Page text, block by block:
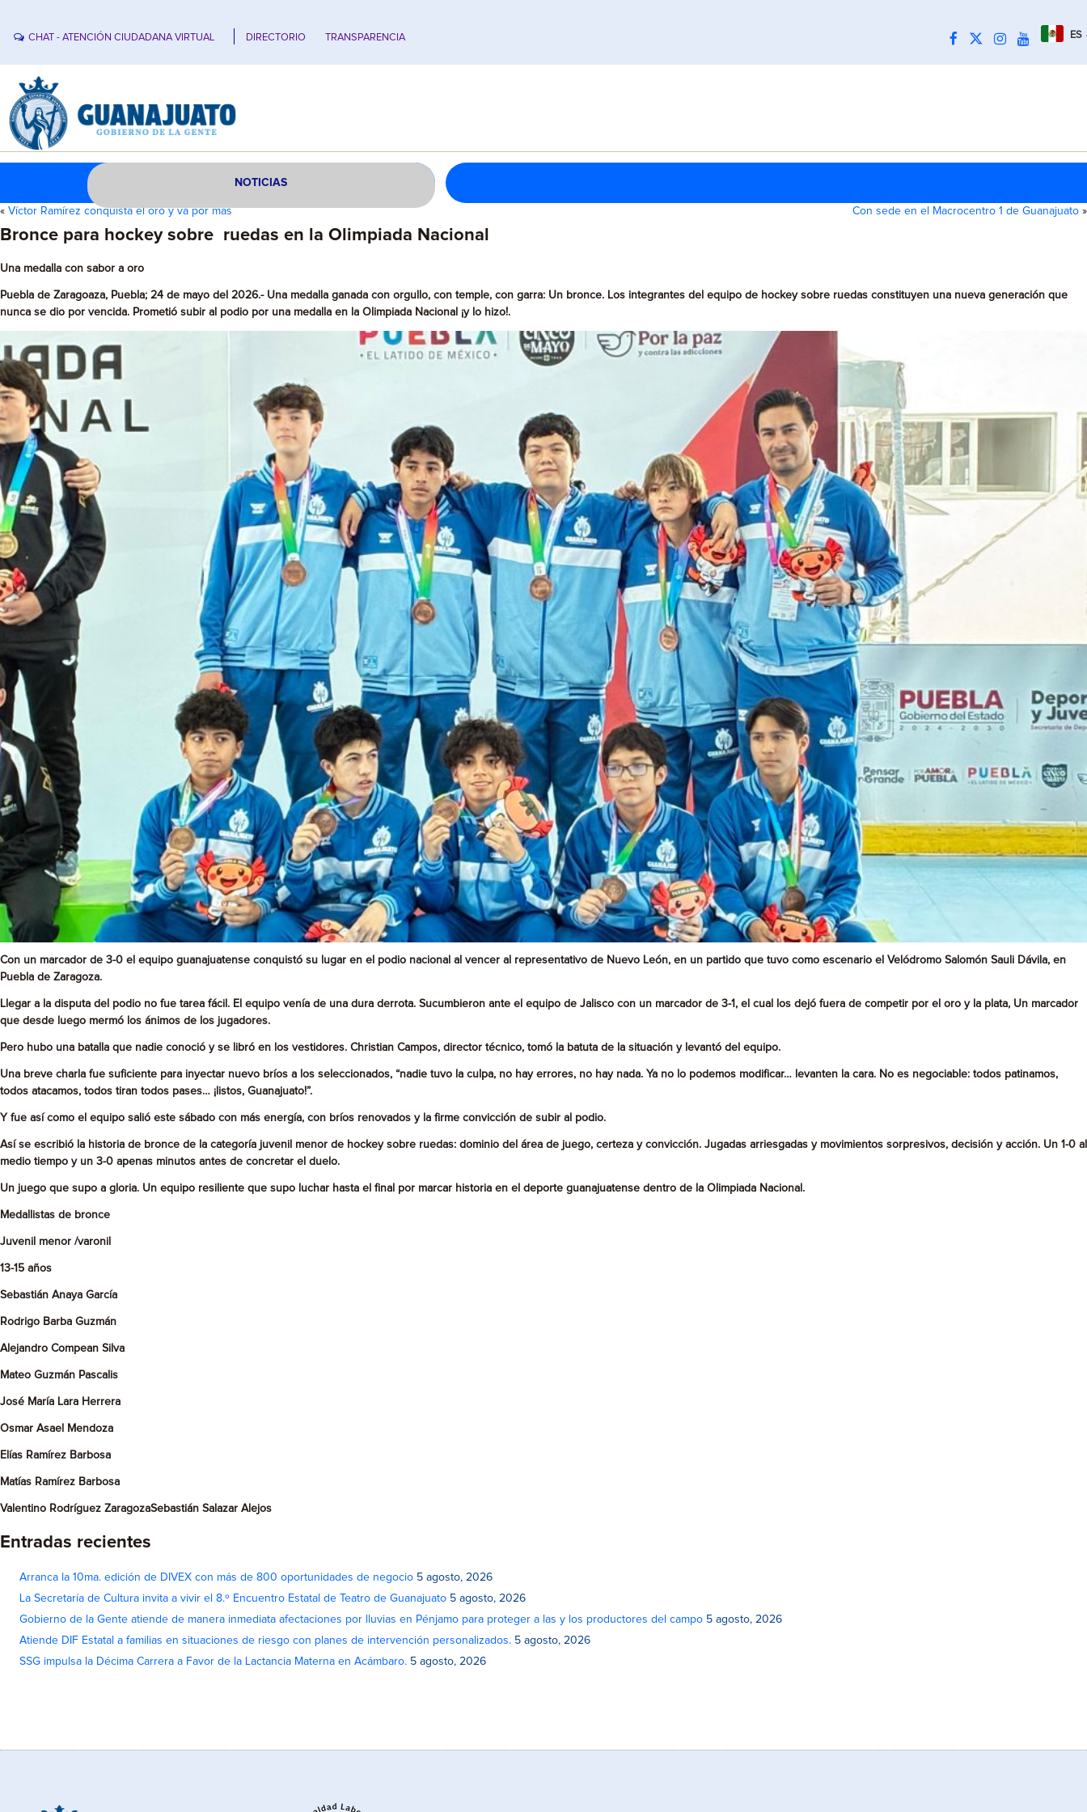
CHAT - ATENCIÓN CIUDADANA VIRTUAL DIRECTORIO TRANSPARENCIA ES
NOTICIAS
« Víctor Ramírez conquista el oro y va por más Con sede en el Macrocentro 1 de Guanajuato »
Bronce para hockey sobre ruedas en la Olimpiada Nacional
Una medalla con sabor a oro
Puebla de Zaragoaza, Puebla; 24 de mayo del 2026.- Una medalla ganada con orgullo, con temple, con garra: Un bronce. Los integrantes del equipo de hockey sobre ruedas constituyen una nueva generación que
nunca se dio por vencida. Prometió subir al podio por una medalla en la Olimpiada Nacional ¡y lo hizo!.
Con un marcador de 3-0 el equipo guanajuatense conquistó su lugar en el podio nacional al vencer al representativo de Nuevo León, en un partido que tuvo como escenario el Velódromo Salomón Sauli Dávila, en
Puebla de Zaragoza.
Llegar a la disputa del podio no fue tarea fácil. El equipo venía de una dura derrota. Sucumbieron ante el equipo de Jalisco con un marcador de 3-1, el cual los dejó fuera de competir por el oro y la plata, Un marcador
que desde luego mermó los ánimos de los jugadores.
Pero hubo una batalla que nadie conoció y se libró en los vestidores. Christian Campos, director técnico, tomó la batuta de la situación y levantó del equipo.
Una breve charla fue suficiente para inyectar nuevo bríos a los seleccionados, “nadie tuvo la culpa, no hay errores, no hay nada. Ya no lo podemos modificar… levanten la cara. No es negociable: todos patinamos,
todos atacamos, todos tiran todos pases… ¡listos, Guanajuato!”.
Y fue así como el equipo salió este sábado con más energía, con bríos renovados y la firme convicción de subir al podio.
Así se escribió la historia de bronce de la categoría juvenil menor de hockey sobre ruedas: dominio del área de juego, certeza y convicción. Jugadas arriesgadas y movimientos sorpresivos, decisión y acción. Un 1-0 al
medio tiempo y un 3-0 apenas minutos antes de concretar el duelo.
Un juego que supo a gloria. Un equipo resiliente que supo luchar hasta el final por marcar historia en el deporte guanajuatense dentro de la Olimpiada Nacional.
Medallistas de bronce
Juvenil menor /varonil
13-15 años
Sebastián Anaya García
Rodrigo Barba Guzmán
Alejandro Compean Silva
Mateo Guzmán Pascalis
José María Lara Herrera
Osmar Asael Mendoza
Elías Ramírez Barbosa
Matías Ramírez Barbosa
Valentino Rodríguez ZaragozaSebastián Salazar Alejos
Entradas recientes
Arranca la 10ma. edición de DIVEX con más de 800 oportunidades de negocio 5 agosto, 2026
La Secretaría de Cultura invita a vivir el 8.º Encuentro Estatal de Teatro de Guanajuato 5 agosto, 2026
Gobierno de la Gente atiende de manera inmediata afectaciones por lluvias en Pénjamo para proteger a las y los productores del campo 5 agosto, 2026
Atiende DIF Estatal a familias en situaciones de riesgo con planes de intervención personalizados. 5 agosto, 2026
SSG impulsa la Décima Carrera a Favor de la Lactancia Materna en Acámbaro. 5 agosto, 2026